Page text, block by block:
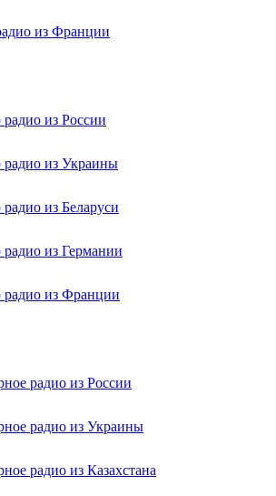
из Франции
из России
из Украины
из Беларуси
из Германии
радио из Франции
радио из России
радио из Украины
радио из Казахстана